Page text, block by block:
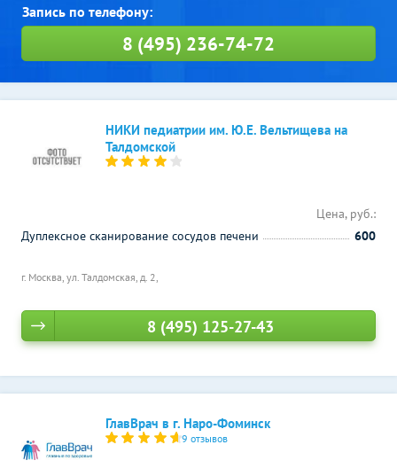
8 (495) 236-74-72
НИКИ педиатрии им. Ю.Е. Вельтищева на
Талдомской
г. Москва, ул. Талдомская, д. 2,
Цена, руб.:
Дуплексное сканирование сосудов печени
600
8 (495) 125-27-43
ГлавВрач в г. Наро-Фоминск
9 отзывов